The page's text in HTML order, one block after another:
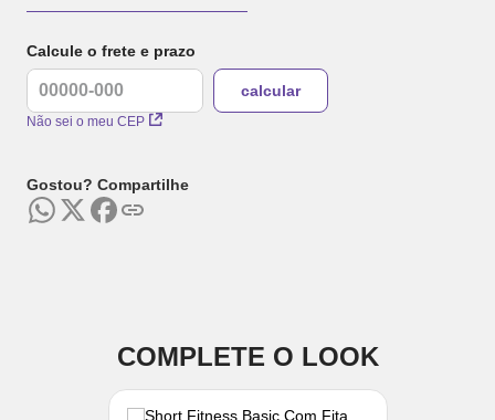
Calcule o frete e prazo
Não sei o meu CEP
Gostou? Compartilhe
COMPLETE O LOOK